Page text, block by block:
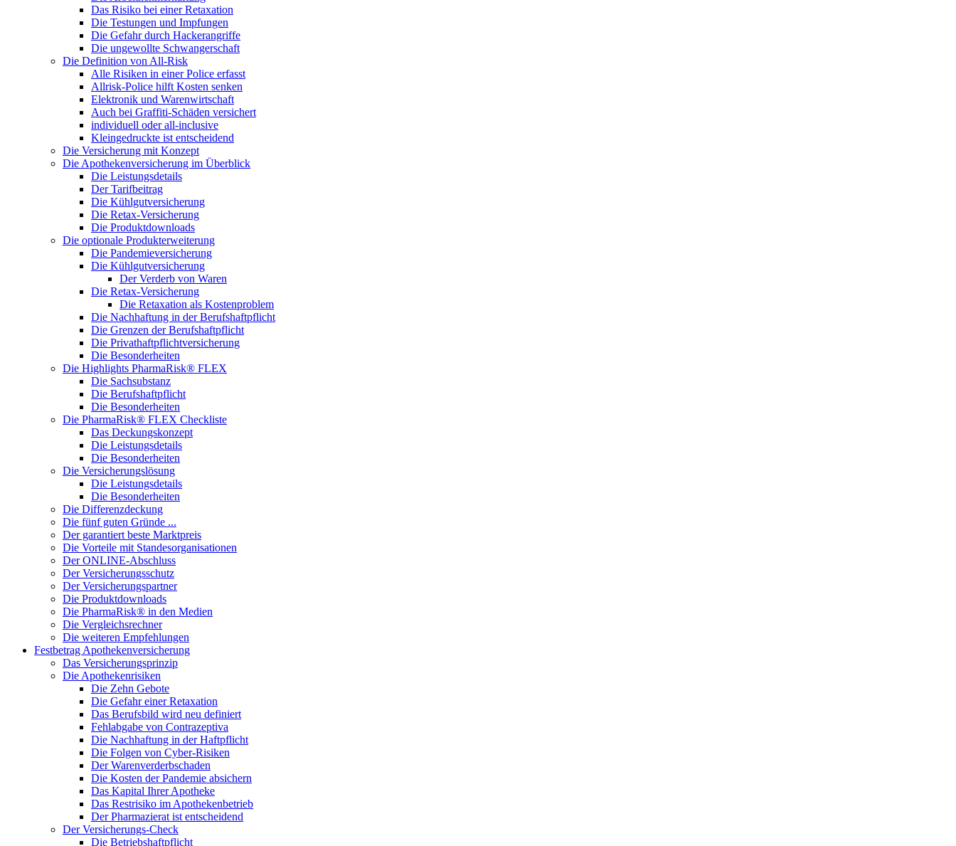
Das Risiko bei einer Retaxation
Die Testungen und Impfungen
Die Gefahr durch Hackerangriffe
Die ungewollte Schwangerschaft
Die Definition von All-Risk
Alle Risiken in einer Police erfasst
Allrisk-Police hilft Kosten senken
Elektronik und Warenwirtschaft
Auch bei Graffiti-Schäden versichert
individuell oder all-inclusive
Kleingedruckte ist entscheidend
Die Versicherung mit Konzept
Die Apothekenversicherung im Überblick
Die Leistungsdetails
Der Tarifbeitrag
Die Kühlgutversicherung
Die Retax-Versicherung
Die Produktdownloads
Die optionale Produkterweiterung
Die Pandemieversicherung
Die Kühlgutversicherung
Der Verderb von Waren
Die Retax-Versicherung
Die Retaxation als Kostenproblem
Die Nachhaftung in der Berufshaftpflicht
Die Grenzen der Berufshaftpflicht
Die Privathaftpflichtversicherung
Die Besonderheiten
Die Highlights PharmaRisk® FLEX
Die Sachsubstanz
Die Berufshaftpflicht
Die Besonderheiten
Die PharmaRisk® FLEX Checkliste
Das Deckungskonzept
Die Leistungsdetails
Die Besonderheiten
Die Versicherungslösung
Die Leistungsdetails
Die Besonderheiten
Die Differenzdeckung
Die fünf guten Gründe ...
Der garantiert beste Marktpreis
Die Vorteile mit Standesorganisationen
Der ONLINE-Abschluss
Der Versicherungsschutz
Der Versicherungspartner
Die Produktdownloads
Die PharmaRisk® in den Medien
Die Vergleichsrechner
Die weiteren Empfehlungen
Festbetrag Apothekenversicherung
Das Versicherungsprinzip
Die Apothekenrisiken
Die Zehn Gebote
Die Gefahr einer Retaxation
Das Berufsbild wird neu definiert
Fehlabgabe von Contrazeptiva
Die Nachhaftung in der Haftpflicht
Die Folgen von Cyber-Risiken
Der Warenverderbschaden
Die Kosten der Pandemie absichern
Das Kapital Ihrer Apotheke
Das Restrisiko im Apothekenbetrieb
Der Pharmazierat ist entscheidend
Der Versicherungs-Check
Die Betriebshaftpflicht